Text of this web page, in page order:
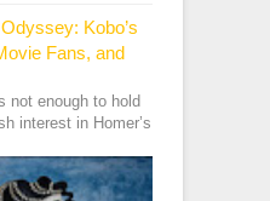
Kobo’s
Fans, and
not enough to hold
interest in Homer’s